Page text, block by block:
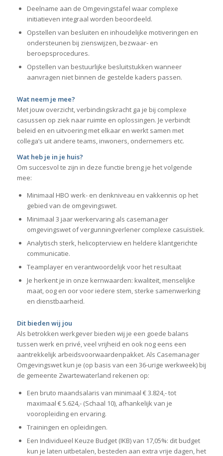
Deelname aan de Omgevingstafel waar complexe
initiatieven integraal worden beoordeeld.
Opstellen van besluiten en inhoudelijke motiveringen en
ondersteunen bij zienswijzen, bezwaar- en
beroepsprocedures.
Opstellen van bestuurlijke besluitstukken wanneer
aanvragen niet binnen de gestelde kaders passen.
Wat neem je mee?
Met jouw overzicht, verbindingskracht ga je bij complexe
casussen op ziek naar ruimte en oplossingen. Je verbindt
beleid en en uitvoering met elkaar en werkt samen met
collega’s uit andere teams, inwoners, ondernemers etc.
Wat heb je in je huis?
Om succesvol te zijn in deze functie breng je het volgende
mee:
Minimaal HBO werk- en denkniveau en vakkennis op het
gebied van de omgevingswet.
Minimaal 3 jaar werkervaring als casemanager
omgevingswet of vergunningverlener complexe casuïstiek.
Analytisch sterk, helicopterview en heldere klantgerichte
communicatie.
Teamplayer en verantwoordelijk voor het resultaat
Je herkent je in onze kernwaarden: kwaliteit, menselijke
maat, oog en oor voor iedere stem, sterke samenwerking
en dienstbaarheid.
Dit bieden wij jou
Als betrokken werkgever bieden wij je een goede balans
tussen werk en privé, veel vrijheid en ook nog eens een
aantrekkelijk arbeidsvoorwaardenpakket. Als Casemanager
Omgevingswet kun je (op basis van een 36-urige werkweek) bij
de gemeente Zwartewaterland rekenen op:
Een bruto maandsalaris van minimaal € 3.824,- tot
maximaal € 5.624,- (Schaal 10), afhankelijk van je
vooropleiding en ervaring.
Trainingen en opleidingen.
Een Individueel Keuze Budget (IKB) van 17,05%: dit budget
kun je laten uitbetalen, besteden aan extra vrije dagen, het